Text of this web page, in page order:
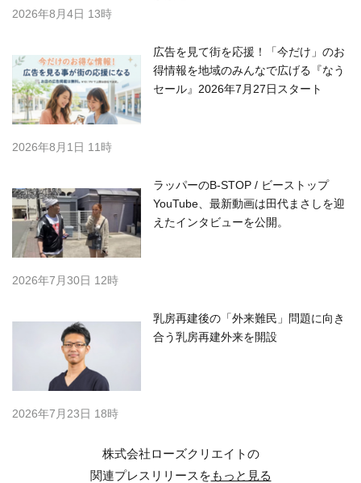
2026年8月4日 13時
広告を見て街を応援！「今だけ」のお
得情報を地域のみんなで広げる『なう
セール』2026年7月27日スタート
2026年8月1日 11時
ラッパーのB-STOP / ビーストップ
YouTube、最新動画は田代まさしを迎
えたインタビューを公開。
2026年7月30日 12時
乳房再建後の「外来難民」問題に向き
合う乳房再建外来を開設
2026年7月23日 18時
株式会社ローズクリエイトの
関連プレスリリースをもっと見る